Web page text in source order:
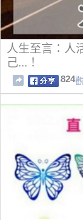
人生至言：人
己...！
824